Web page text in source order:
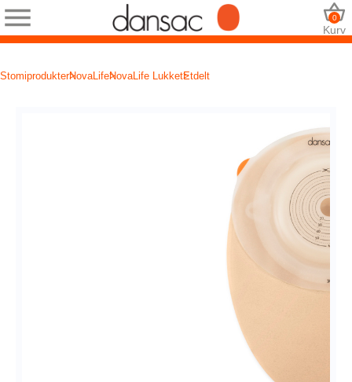
Kurv
0
StomiprodukterNovaLifeNovaLife LukketEtdelt